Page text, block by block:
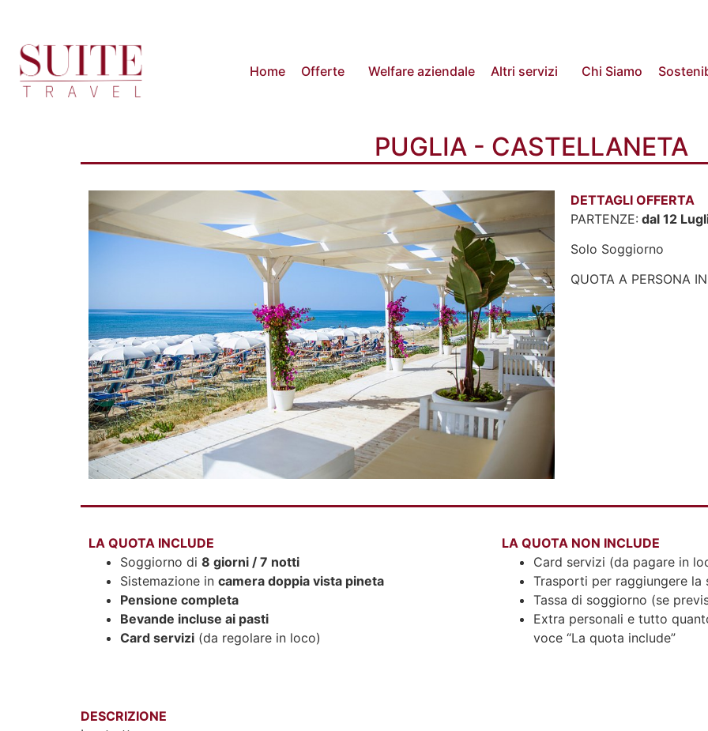
Home Offerte Welfare aziendale Altri servizi Chi Siamo
PUGLIA - CASTELLANETA
DETTAGLI OFFERTA
PARTENZE: dal 12
Solo Soggiorno
QUOTA A PERSONA
LA QUOTA INCLUDE
Soggiorno di 8 giorni / 7 notti
Sistemazione in camera doppia vista pineta
Pensione completa
Bevande incluse ai pasti
Card servizi (da regolare in loco)
LA QUOTA NON INCLUDE
Card servizi (da pagare in
Trasporti per raggiungere la
Tassa di soggiorno (se
Extra personali e tutto
voce “La quota include”
DESCRIZIONE